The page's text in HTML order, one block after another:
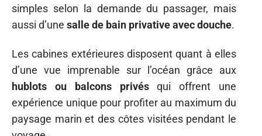
simples selon la demande du passager, mais
aussi d’une salle de bain privative avec douche.
Les cabines extérieures disposent quant à elles
d’une vue imprenable sur l’océan grâce aux
hublots ou balcons privésqui offrent une
expérience unique pour profiter au maximum du
paysage marin et des côtes visitées pendant le